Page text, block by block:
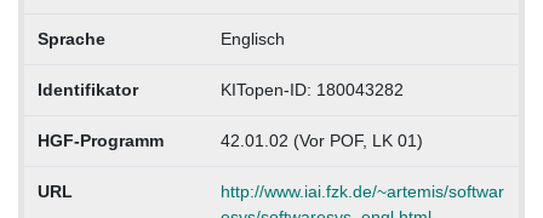
Sprache Englisch
Identifikator KITopen-ID: 180043282
HGF-Programm 42.01.02 (Vor POF, LK 01)
URL
http://www.iai.fzk.de/~artemis/softwar